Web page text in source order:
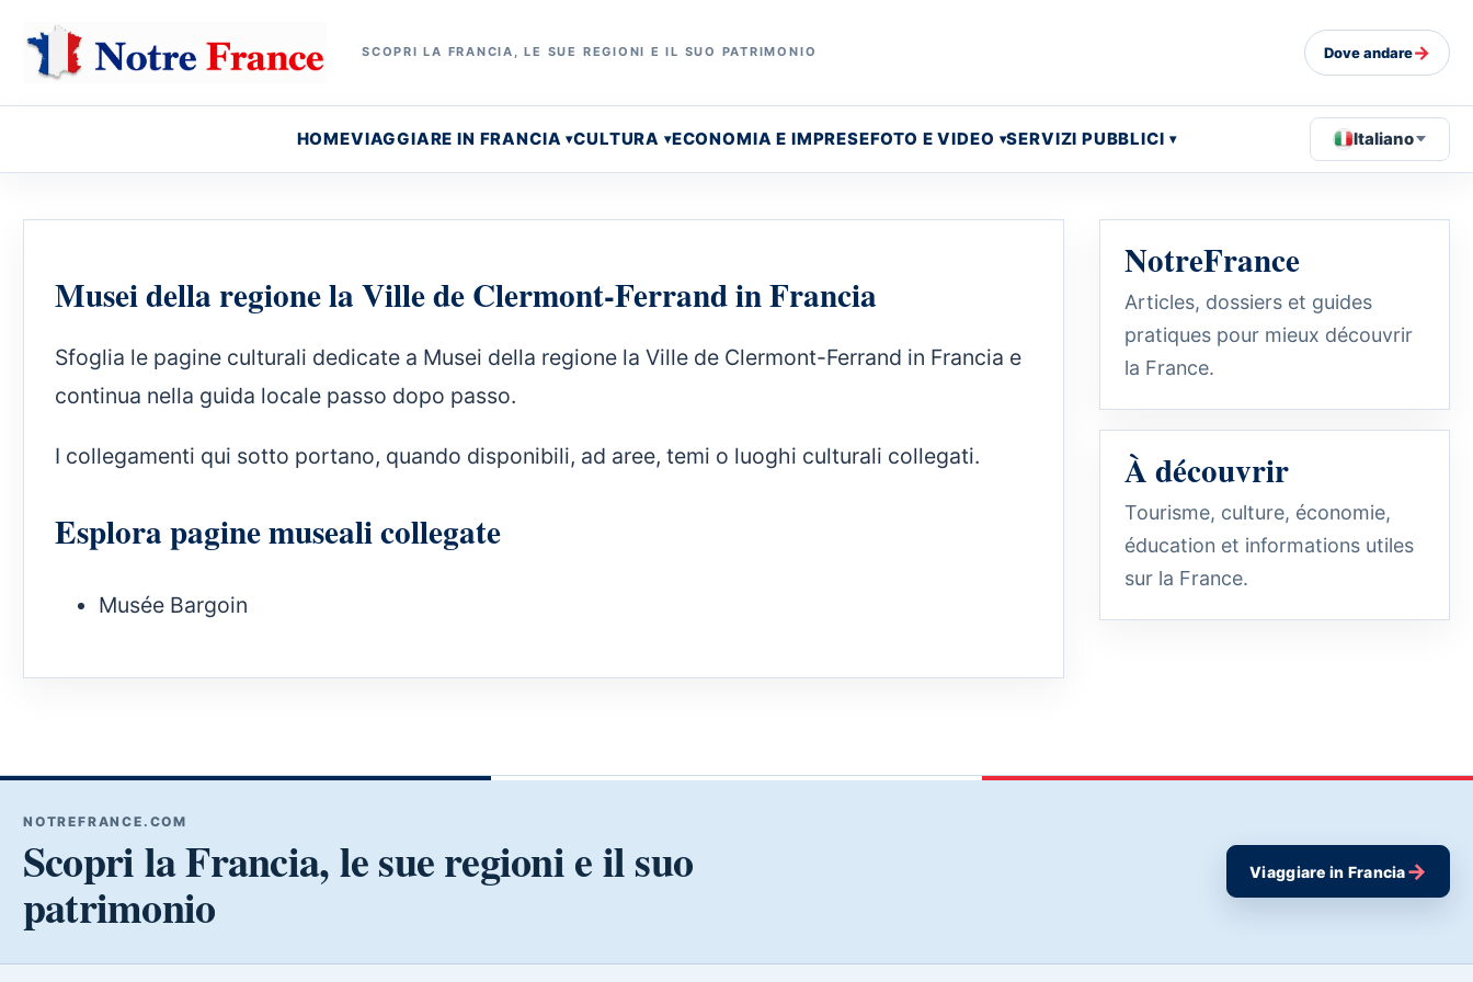
SCOPRI LA FRANCIA, LE SUE REGIONI E IL SUO PATRIMONIO Dove andare→
HOMEVIAGGIARE IN FRANCIA CULTURA ECONOMIA E IMPRESEFOTO E VIDEO SERVIZI PUBBLICI Italiano
Musei della regione la Ville de Clermont-Ferrand in Francia
Sfoglia le pagine culturali dedicate a Musei della regione la Ville de Clermont-Ferrand in Francia e
continua nella guida locale passo dopo passo.
I collegamenti qui sotto portano, quando disponibili, ad aree, temi o luoghi culturali collegati.
Esplora pagine museali collegate
Musée Bargoin
NotreFrance
Articles, dossiers et guides
pratiques pour mieux découvrir
la France.
À découvrir
Tourisme, culture, économie,
éducation et informations utiles
sur la France.
NOTREFRANCE.COM
Scopri la Francia, le sue regioni e il suo
patrimonio
Viaggiare in Francia→